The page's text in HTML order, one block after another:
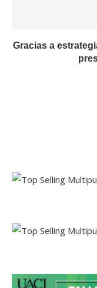
Gracias a